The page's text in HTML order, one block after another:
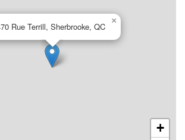
Rue Terrill, Sherbrooke, QC
×
+